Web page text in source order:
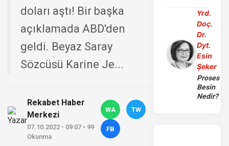
doları aştı! Bir başka
açıklamada ABD'den
geldi. Beyaz Saray
Sözcüsü Karine Je...
Rekabet Haber
Merkezi
07.10.2022 - 09:07 • 99
Okunma
WA TW
FB
Yrd.
Doç.
Dr.
Dyt.
Esin
Şeker
Proses
Besin
Nedir?